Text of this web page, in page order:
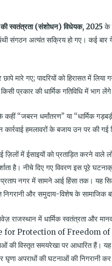
की स्वतंत्रता (संशोधन) विधेयक, 2025 के
संगठन अत्यंत सक्रिय हो गए। कई
छापे मारे गए;पादरियों को हिरासत में लिया
प्रकार की धार्मिक गतिविधि में
कहीं “जबरन धर्मांतरण” या “धार्मिक
हमलावरों के बजाय उन पर की गई
में ईसाइयों को प्रताड़ित करने वाले
है। नीचे दिए गए विवरण इस पूरे
नगर में सामने आई हिंसा तक। यह
निगरानी और समुदाय-विशेष के सामाजिक
में धार्मिक स्वतंत्रता और
for Protection of Freedom
की विस्तृत समयरेखा पर आधारित हैं।
अपराधों की घटनाओं की निगरानी